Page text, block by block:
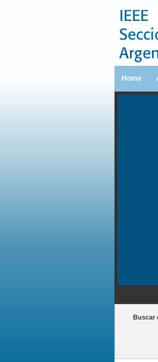
Home
Buscar